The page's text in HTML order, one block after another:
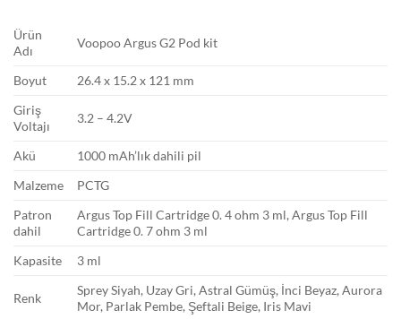
Ürün
Adı
Voopoo Argus G2 Pod kit
Boyut
26.4 x 15.2 x 121 mm
Giriş
Voltajı
3.2 – 4.2V
Akü
1000 mAh’lık dahili pil
Malzeme
PCTG
Patron
dahil
Argus Top Fill Cartridge 0. 4 ohm 3 ml, Argus Top Fill
Cartridge 0. 7 ohm 3 ml
Kapasite
3 ml
Renk
Sprey Siyah, Uzay Gri, Astral Gümüş, İnci Beyaz, Aurora
Mor, Parlak Pembe, Şeftali Beige, Iris Mavi